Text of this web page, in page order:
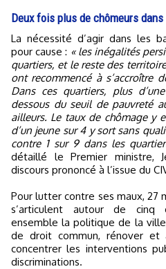
Deux fois plus de chômeurs
La nécessité d’agir dans les banlieues est primordiale. Et
pour cause : « les inégalités
quartiers, et le reste des
ont recommencé à s’accroître
Dans ces quartiers, plus
dessous du seuil de pauvreté
ailleurs. Le taux de chômage y
d’un jeune sur 4 y sort sans
contre 1 sur 9 dans les
détaillé le Premier ministre,
discours prononcé à l’issue du
Pour lutter contre ses maux, 27
s’articulent autour de cinq
ensemble la politique de la
de droit commun, rénover et
concentrer les interventions
discriminations.